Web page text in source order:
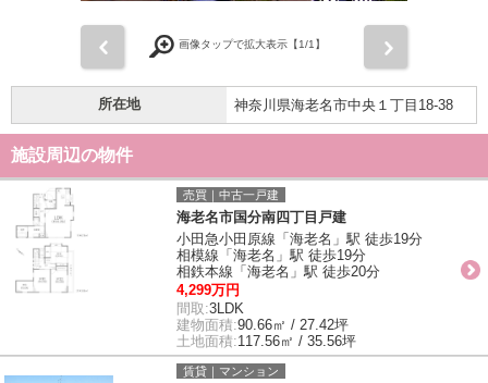
画像タップで拡大表示【1/1】
所在地 神奈川県海老名市中央１丁目18-38
施設周辺の物件
売買｜中古一戸建
海老名市国分南四丁目戸建
小田急小田原線「海老名」駅 徒歩19分
相模線「海老名」駅 徒歩19分
相鉄本線「海老名」駅 徒歩20分
4,299万円
間取:3LDK
建物面積:90.66㎡ / 27.42坪
土地面積:117.56㎡ / 35.56坪
賃貸｜マンション